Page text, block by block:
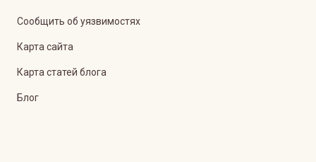
Сообщить об уязвимостях
Карта сайта
Карта статей блога
Блог